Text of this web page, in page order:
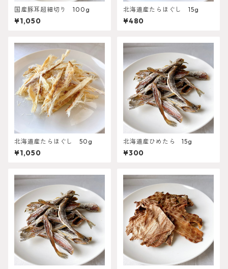
国産豚耳超細切り 100g
¥1,050
北海道産たらほぐし 15g
¥480
北海道産たらほぐし 50g
¥1,050
北海道産ひめたら 15g
¥300